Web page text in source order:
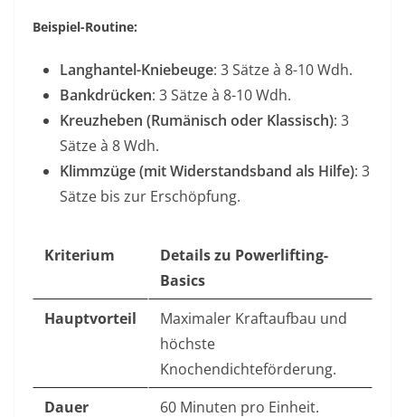
Beispiel-Routine:
Langhantel-Kniebeuge: 3 Sätze à 8-10 Wdh.
Bankdrücken: 3 Sätze à 8-10 Wdh.
Kreuzheben (Rumänisch oder Klassisch): 3
Sätze à 8 Wdh.
Klimmzüge (mit Widerstandsband als Hilfe): 3
Sätze bis zur Erschöpfung.
Kriterium
Details zu Powerlifting-
Basics
Hauptvorteil
Maximaler Kraftaufbau und
höchste
Knochendichteförderung.
Dauer
60 Minuten pro Einheit.